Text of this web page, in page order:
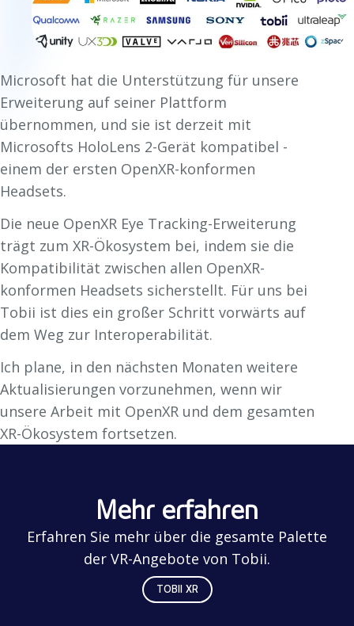
Microsoft hat die Unterstützung für unsere
Erweiterung auf seiner Plattform
übernommen, und sie ist derzeit mit
Microsofts HoloLens 2-Gerät kompatibel -
einem der ersten OpenXR-konformen
Headsets.
Die neue OpenXR Eye Tracking-Erweiterung
trägt zum XR-Ökosystem bei, indem sie die
Kompatibilität zwischen allen OpenXR-
konformen Headsets sicherstellt. Für uns bei
Tobii ist dies ein großer Schritt vorwärts auf
dem Weg zur Interoperabilität.
Ich plane, in den nächsten Monaten weitere
Aktualisierungen vorzunehmen, wenn wir
unsere Arbeit mit OpenXR und dem gesamten
XR-Ökosystem fortsetzen.
Mehr erfahren
Erfahren Sie mehr über die gesamte Palette
der VR-Angebote von Tobii.
TOBII XR